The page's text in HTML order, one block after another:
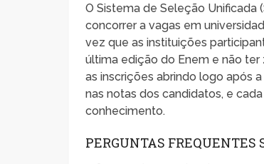
O Sistema de Seleção Unificada
concorrer a vagas em
vez que as instituições
última edição do Enem e não
as inscrições abrindo logo após
nas notas dos candidatos, e
conhecimento.
PERGUNTAS FREQUENTES